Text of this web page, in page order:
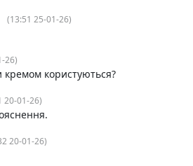
(13:51 25-01-26)
26)
користуються?
20-01-26)
20-01-26)